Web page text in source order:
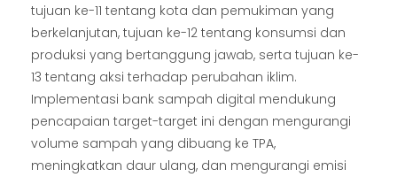
tujuan ke-11 tentang kota dan pemukiman yang
berkelanjutan, tujuan ke-12 tentang konsumsi dan
produksi yang bertanggung jawab, serta tujuan ke-
13 tentang aksi terhadap perubahan iklim.
Implementasi bank sampah digital mendukung
pencapaian target-target ini dengan mengurangi
volume sampah yang dibuang ke TPA,
meningkatkan daur ulang, dan mengurangi emisi